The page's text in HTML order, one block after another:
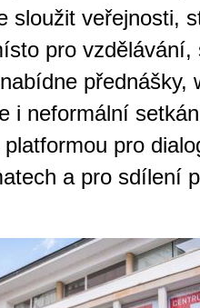
sloužit veřejnosti,
pro vzdělávání,
přednášky,
i neformální
pro
a pro sdílení
hry. V
širokou nabídku her
jak pro pravidelné